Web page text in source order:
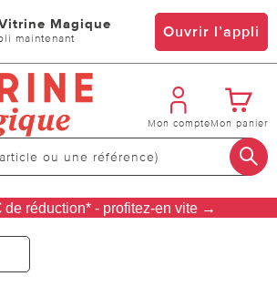
Magique
maintenant Ouvrir l’appli
Mon compteMon panier
de réduction* - profitez-en vite →